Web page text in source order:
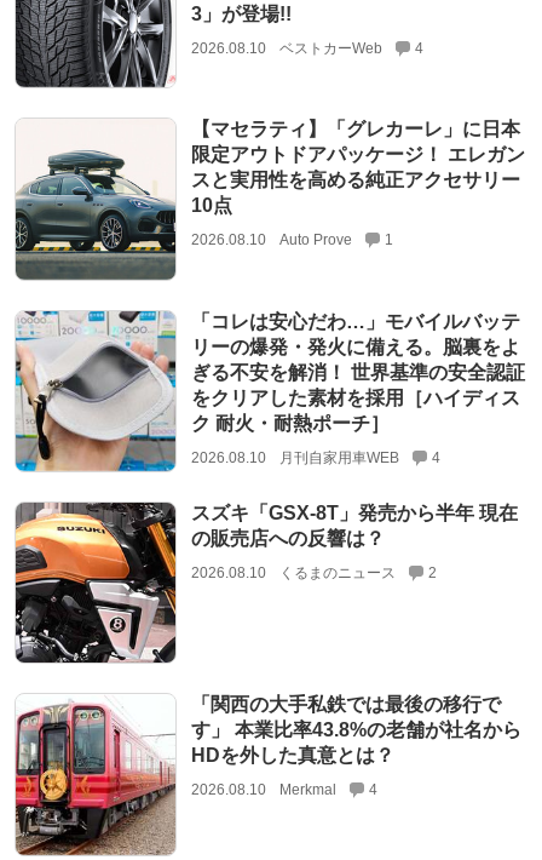
3」が登場!!
2026.08.10 ベストカーWeb 4
【マセラティ】「グレカーレ」に日本
限定アウトドアパッケージ！ エレガン
スと実用性を高める純正アクセサリー
10点
2026.08.10 Auto Prove 1
「コレは安心だわ…」モバイルバッテ
リーの爆発・発火に備える。脳裏をよ
ぎる不安を解消！ 世界基準の安全認証
をクリアした素材を採用［ハイディス
ク 耐火・耐熱ポーチ］
2026.08.10 月刊自家用車WEB 4
スズキ「GSX-8T」発売から半年 現在
の販売店への反響は？
2026.08.10 くるまのニュース 2
「関西の大手私鉄では最後の移行で
す」 本業比率43.8%の老舗が社名から
HDを外した真意とは？
2026.08.10 Merkmal 4